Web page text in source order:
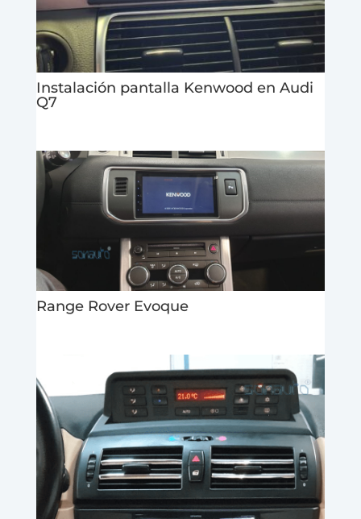
Instalación pantalla Kenwood en Audi
Q7
Range Rover Evoque